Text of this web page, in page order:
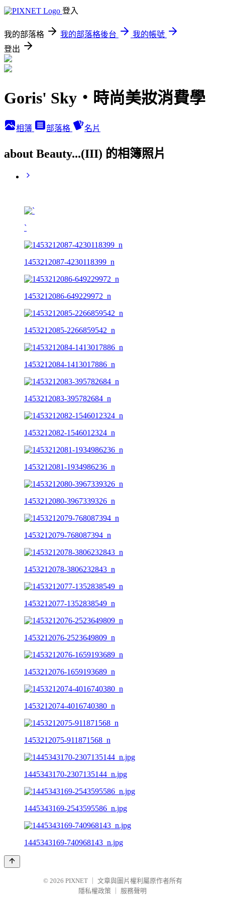
登入
我的部落格 我的部落格後台
我的帳號
登出
Goris' Sky‧時尚美妝消費學
相簿 部落格 名片
about Beauty...(III) 的相簿照片
ˋ
1453212087-4230118399_n
1453212086-649229972_n
1453212085-2266859542_n
1453212084-1413017886_n
1453212083-395782684_n
1453212082-1546012324_n
1453212081-1934986236_n
1453212080-3967339326_n
1453212079-768087394_n
1453212078-3806232843_n
1453212077-1352838549_n
1453212076-2523649809_n
1453212076-1659193689_n
1453212074-4016740380_n
1453212075-911871568_n
1445343170-2307135144_n.jpg
1445343169-2543595586_n.jpg
1445343169-740968143_n.jpg
© 2026 PIXNET
文章與圖片權利屬原作者所有
隱私權政策
服務聲明